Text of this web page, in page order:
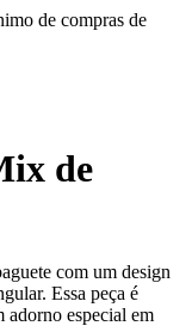
de compras de
de
com um design
Essa peça é
adorno especial em